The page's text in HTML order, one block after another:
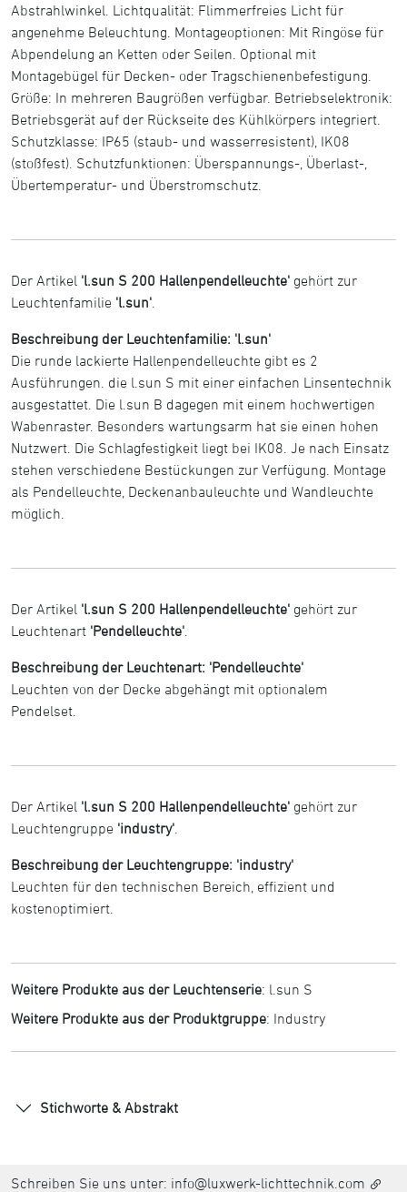
Abstrahlwinkel. Lichtqualität: Flimmerfreies Licht für
angenehme Beleuchtung. Montageoptionen: Mit Ringöse für
Abpendelung an Ketten oder Seilen. Optional mit
Montagebügel für Decken- oder Tragschienenbefestigung.
Größe: In mehreren Baugrößen verfügbar. Betriebselektronik:
Betriebsgerät auf der Rückseite des Kühlkörpers integriert.
Schutzklasse: IP65 (staub- und wasserresistent), IK08
(stoßfest). Schutzfunktionen: Überspannungs-, Überlast-,
Übertemperatur- und Überstromschutz.
Der Artikel 'l.sun S 200 Hallenpendelleuchte' gehört zur
Leuchtenfamilie 'l.sun'
Beschreibung der Leuchtenfamilie: 'l.sun'
Die runde lackierte Hallenpendelleuchte gibt es 2
Ausführungen. die l.sun S mit einer einfachen Linsentechnik
ausgestattet. Die l.sun B dagegen mit einem hochwertigen
Wabenraster. Besonders wartungsarm hat sie einen hohen
Nutzwert. Die Schlagfestigkeit liegt bei IK08. Je nach Einsatz
stehen verschiedene Bestückungen zur Verfügung. Montage
als Pendelleuchte, Deckenanbauleuchte und Wandleuchte
möglich.
Der Artikel 'l.sun S 200 Hallenpendelleuchte' gehört zur
Leuchtenart 'Pendelleuchte'
Beschreibung der Leuchtenart: 'Pendelleuchte'
Leuchten von der Decke abgehängt mit optionalem
Pendelset.
Der Artikel 'l.sun S 200 Hallenpendelleuchte' gehört zur
Leuchtengruppe 'industry'
Beschreibung der Leuchtengruppe: 'industry'
Leuchten für den technischen Bereich, effizient und
kostenoptimiert.
Weitere Produkte aus der Leuchtenserie: l.sun S
Weitere Produkte aus der Produktgruppe: Industry
Stichworte & Abstrakt
Schreiben Sie uns unter: info@luxwerk-lichttechnik.com